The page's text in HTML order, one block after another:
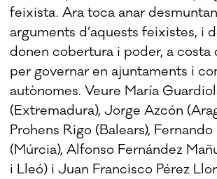
feixista. Ara toca anar
arguments d’aquests feixistes, i
donen cobertura i poder, a costa
per governar en ajuntaments i
autònomes. Veure María
(Extremadura), Jorge Azcón
Prohens Rigo (Balears),
(Múrcia), Alfonso Fernández
i Lleó) i Juan Francisco Pérez